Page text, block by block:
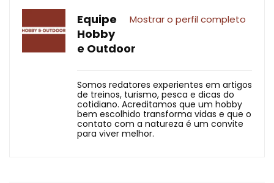
Mostrar o perfil completo
Equipe
Hobby
e Outdoor
Somos redatores experientes em artigos
de treinos, turismo, pesca e dicas do
cotidiano. Acreditamos que um hobby
bem escolhido transforma vidas e que o
contato com a natureza é um convite
para viver melhor.